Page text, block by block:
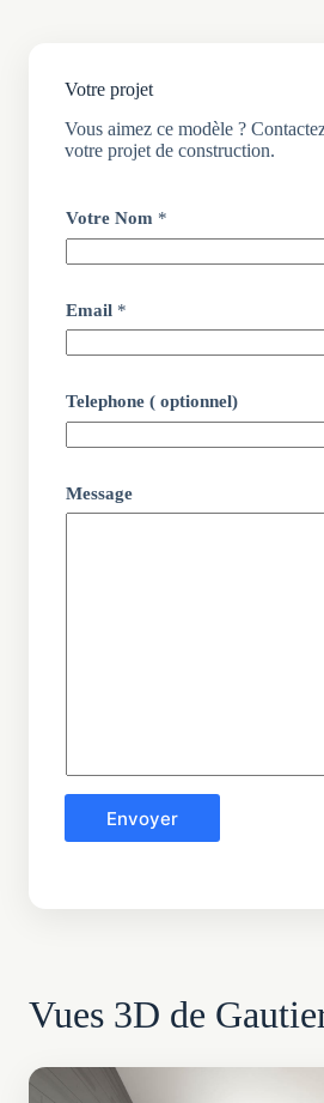
Votre projet
Vous aimez ce modèle ?
votre projet de construction.
Votre Nom *
Email *
Telephone ( optionnel)
Message
Envoyer
Vues 3D de